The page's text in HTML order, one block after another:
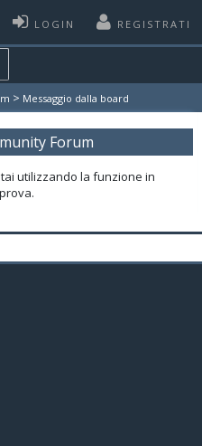
LOGIN REGISTRATI
> Messaggio dalla board
Forum
utilizzando la funzione in